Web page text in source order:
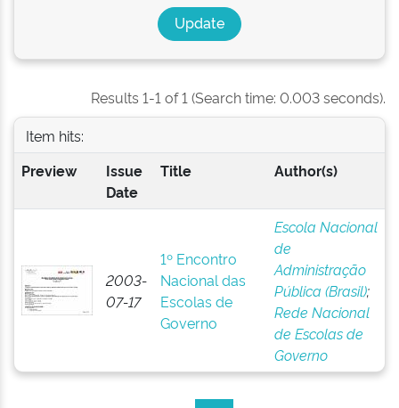
Results 1-1 of 1 (Search time: 0.003 seconds).
Item hits:
Preview
Issue
Date
Title Author(s)
2003-
07-17
1º Encontro
Nacional das
Escolas de
Governo
Escola Nacional
de
Administração
Pública (Brasil);
Rede Nacional
de Escolas de
Governo